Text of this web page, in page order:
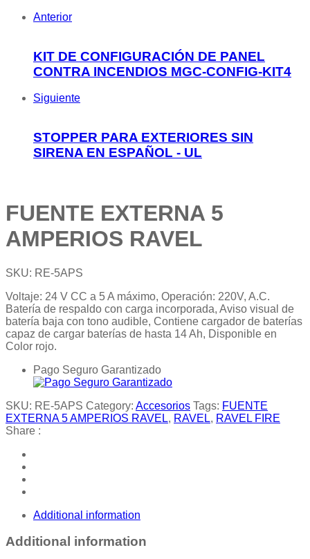
Anterior
KIT DE CONFIGURACIÓN DE PANEL
CONTRA INCENDIOS MGC-CONFIG-KIT4
Siguiente
STOPPER PARA EXTERIORES SIN
SIRENA EN ESPAÑOL - UL
FUENTE EXTERNA 5
AMPERIOS RAVEL
SKU: RE-5APS
Voltaje: 24 V CC a 5 A máximo, Operación: 220V, A.C.
Batería de respaldo con carga incorporada, Aviso visual de
batería baja con tono audible, Contiene cargador de baterías
capaz de cargar baterías de hasta 14 Ah, Disponible en
Color rojo.
Pago Seguro Garantizado
SKU: RE-5APS Category: Accesorios Tags: FUENTE
EXTERNA 5 AMPERIOS RAVEL, RAVEL, RAVEL FIRE
Share :
Additional information
Additional information